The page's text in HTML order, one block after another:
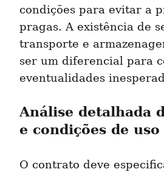
condições para evitar a
pragas. A existência de
transporte e
ser um diferencial para
eventualidades
Análise detalhada
e condições de uso
O contrato deve